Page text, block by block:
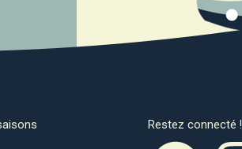
Restez connecté !